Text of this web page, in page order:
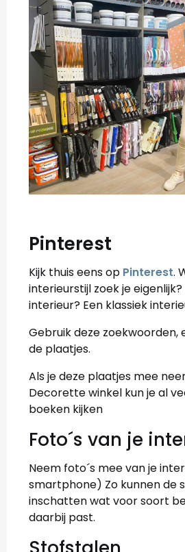
Pinterest
Kijk thuis eens op Pinterest.
interieurstijl zoek je
interieur? Een klassiek
Gebruik deze
de plaatjes.
Als je deze plaatjes mee
Decorette winkel kun je al
boeken kijken
Foto´s van je
Neem foto´s mee van je
smartphone) Zo kunnen de
inschatten wat voor soort
daarbij past.